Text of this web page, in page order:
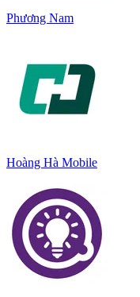
Phương Nam
Hoàng Hà Mobile